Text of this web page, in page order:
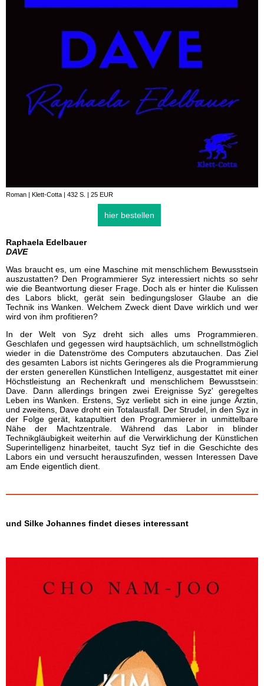
Roman | Klett-Cotta | 432 S. | 25 EUR
hier bestellen
Raphaela Edelbauer
DAVE
Was braucht es, um eine Maschine mit menschlichem Bewusstsein
auszustatten? Den Programmierer Syz interessiert nichts so sehr
wie die Beantwortung dieser Frage. Doch als er hinter die Kulissen
des Labors blickt, gerät sein bedingungsloser Glaube an die
Technik ins Wanken. Welchem Zweck dient Dave wirklich und wer
wird von ihm profitieren?
In der Welt von Syz dreht sich alles ums Programmieren.
Geschlafen und gegessen wird hauptsächlich, um schnellstmöglich
wieder in die Datenströme des Computers abzutauchen. Das Ziel
des gesamten Labors ist nichts Geringeres als die Programmierung
der ersten generellen Künstlichen Intelligenz, ausgestattet mit einer
Höchstleistung an Rechenkraft und menschlichem Bewusstsein:
Dave. Dann allerdings bringen zwei Ereignisse Syz' geregeltes
Leben ins Wanken. Erstens, Syz verliebt sich in eine junge Ärztin,
und zweitens, Dave droht ein Totalausfall. Der Strudel, in den Syz in
der Folge gerät, katapultiert den Programmierer in unmittelbare
Nähe der Machtzentrale. Während das Labor in blinder
Technikgläubigkeit weiterhin auf die Verwirklichung der Künstlichen
Superintelligenz hinarbeitet, taucht Syz tief in die Geschichte des
Labors ein und versucht herauszufinden, wessen Interessen Dave
am Ende eigentlich dient.
und Silke Johannes findet dieses interessant